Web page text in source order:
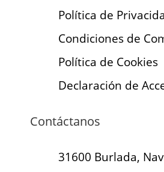
Política de
Condiciones de
Política de Cookies
Declaración de
Contáctanos
31600 Burlada,